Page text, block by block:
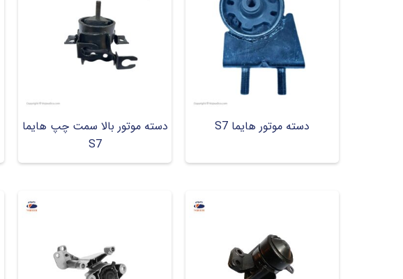
دسته موتور هایما S7
دسته موتور بالا سمت چپ هایما
S7